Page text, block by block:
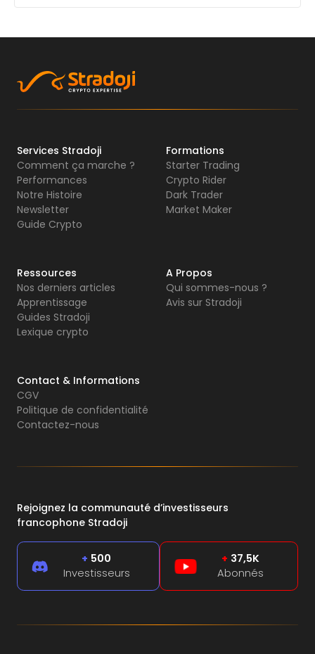
Services Stradoji
Comment ça marche ?
Performances
Notre Histoire
Newsletter
Guide Crypto
Formations
Starter Trading
Crypto Rider
Dark Trader
Market Maker
Ressources
Nos derniers articles
Apprentissage
Guides Stradoji
Lexique crypto
A Propos
Qui sommes-nous ?
Avis sur Stradoji
Contact & Informations
CGV
Politique de confidentialité
Contactez-nous
Rejoignez la communauté d’investisseurs
francophone Stradoji
+ 500
Investisseurs
+ 37,5K
Abonnés